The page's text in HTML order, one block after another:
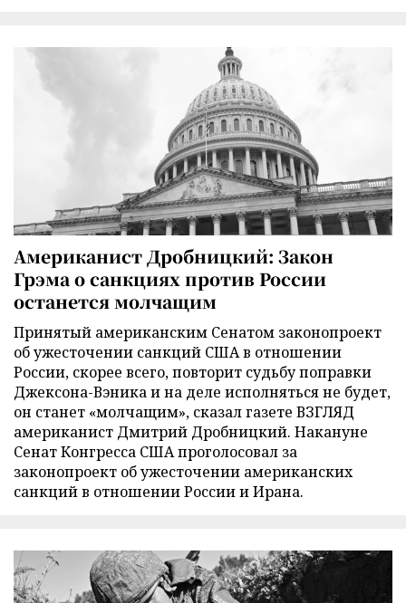
Американист Дробницкий: Закон
Грэма о санкциях против России
останется молчащим
Принятый американским Сенатом законопроект
об ужесточении санкций США в отношении
России, скорее всего, повторит судьбу поправки
Джексона-Вэника и на деле исполняться не будет,
он станет «молчащим», сказал газете ВЗГЛЯД
американист Дмитрий Дробницкий. Накануне
Сенат Конгресса США проголосовал за
законопроект об ужесточении американских
санкций в отношении России и Ирана.